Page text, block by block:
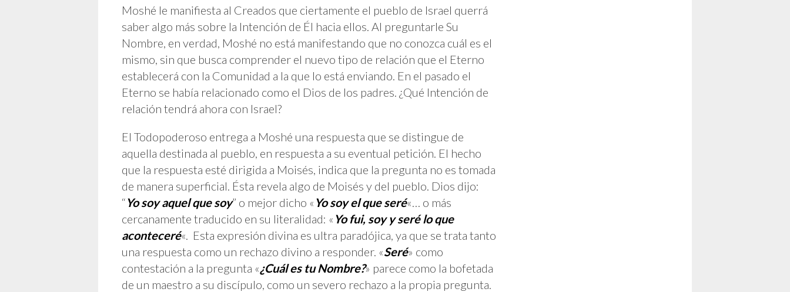
Moshé le manifiesta al Creados que ciertamente el pueblo de Israel querrá
saber algo más sobre la Intención de Él hacia ellos. Al preguntarle Su
Nombre, en verdad, Moshé no está manifestando que no conozca cuál es el
mismo, sin que busca comprender el nuevo tipo de relación que el Eterno
establecerá con la Comunidad a la que lo está enviando. En el pasado el
Eterno se había relacionado como el Dios de los padres. ¿Qué Intención de
relación tendrá ahora con Israel?
El Todopoderoso entrega a Moshé una respuesta que se distingue de
aquella destinada al pueblo, en respuesta a su eventual petición. El hecho
que la respuesta esté dirigida a Moisés, indica que la pregunta no es tomada
de manera superficial. Ésta revela algo de Moisés y del pueblo. Dios dijo:
“Yo soy aquel que soy” o mejor dicho « Yo soy el que seré«… o más
cercanamente traducido en su literalidad: « Yo fui, soy y seré lo que
aconteceré«. Esta expresión divina es ultra paradójica, ya que se trata tanto
una respuesta como un rechazo divino a responder. «Seré» como
contestación a la pregunta «¿Cuál es tu Nombre?» parece como la bofetada
de un maestro a su discípulo, como un severo rechazo a la propia pregunta.